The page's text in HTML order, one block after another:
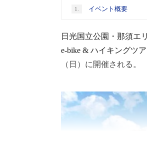
1. イベント概要
日光国立公園・那須エ
e-bike & ハイキングツ
（日）に開催される。